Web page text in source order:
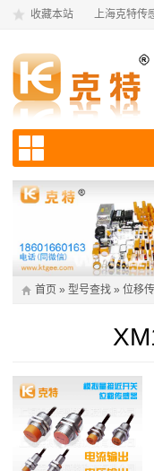
收藏本站 上海克特传
首页 » 型号查找 » 位移